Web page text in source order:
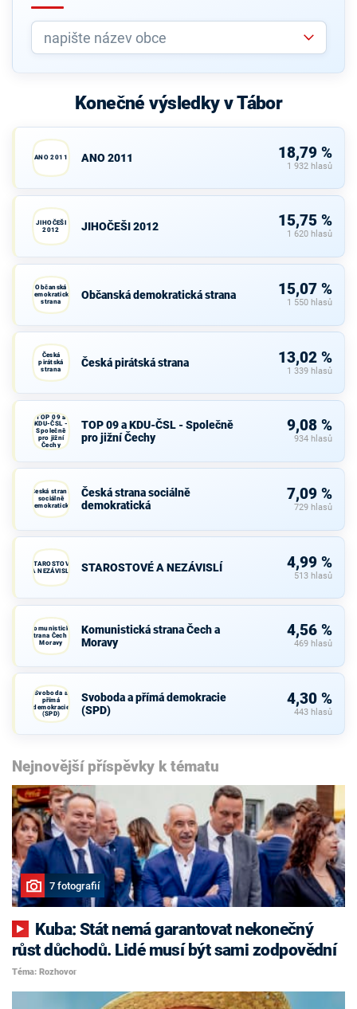
Konečné výsledky v Tábor
ANO 2011 ANO 2011 18,79 %
1 932 hlasů
JIHOČEŠI
2012
JIHOČEŠI 2012 15,75 %
1 620 hlasů
Občanská
demokratická
strana
Občanská demokratická strana 15,07 %
1 550 hlasů
Česká
pirátská
strana
Česká pirátská strana 13,02 %
1 339 hlasů
TOP 09 a
KDU-ČSL -
Společně
pro jižní
Čechy
TOP 09 a KDU-ČSL - Společně
pro jižní Čechy
9,08 %
934 hlasů
Česká strana
sociálně
demokratická
Česká strana sociálně
demokratická
7,09 %
729 hlasů
STAROSTOVÉ
A NEZÁVISLÍ
STAROSTOVÉ A NEZÁVISLÍ 4,99 %
513 hlasů
Komunistická
strana Čech a
Moravy
Komunistická strana Čech a
Moravy
4,56 %
469 hlasů
Svoboda a
přímá
demokracie
(SPD)
Svoboda a přímá demokracie
(SPD)
4,30 %
443 hlasů
Nejnovější příspěvky k tématu
7 fotografií
růst důchodů. Lidé musí být sami zodpovědní
Téma: Rozhovor